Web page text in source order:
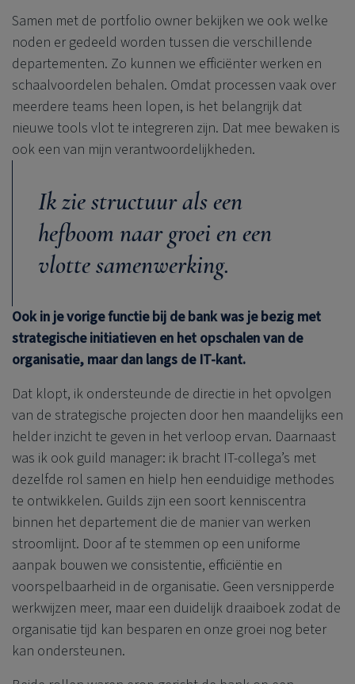
Samen met de portfolio owner bekijken we ook welke
noden er gedeeld worden tussen die verschillende
departementen. Zo kunnen we efficiënter werken en
schaalvoordelen behalen. Omdat processen vaak over
meerdere teams heen lopen, is het belangrijk dat
nieuwe tools vlot te integreren zijn. Dat mee bewaken is
ook een van mijn verantwoordelijkheden.
Ik zie structuur als een
hefboom naar groei en een
vlotte samenwerking.
Ook in je vorige functie bij de bank was je bezig met
strategische initiatieven en het opschalen van de
organisatie, maar dan langs de IT-kant.
Dat klopt, ik ondersteunde de directie in het opvolgen
van de strategische projecten door hen maandelijks een
helder inzicht te geven in het verloop ervan. Daarnaast
was ik ook guild manager: ik bracht IT-collega’s met
dezelfde rol samen en hielp hen eenduidige methodes
te ontwikkelen. Guilds zijn een soort kenniscentra
binnen het departement die de manier van werken
stroomlijnt. Door af te stemmen op een uniforme
aanpak bouwen we consistentie, efficiëntie en
voorspelbaarheid in de organisatie. Geen versnipperde
werkwijzen meer, maar een duidelijk draaiboek zodat de
organisatie tijd kan besparen en onze groei nog beter
kan ondersteunen.